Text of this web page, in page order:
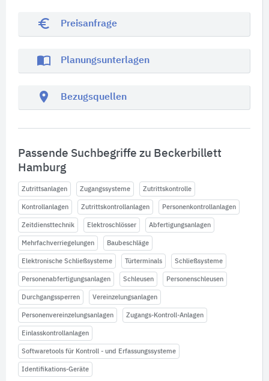
euro_symbol Preisanfrage
import_contacts Planungsunterlagen
location_on Bezugsquellen
Passende Suchbegriffe zu Beckerbillett
Hamburg
Zutrittsanlagen Zugangssysteme Zutrittskontrolle
Kontrollanlagen Zutrittskontrollanlagen Personenkontrollanlagen
Zeitdiensttechnik Elektroschlösser Abfertigungsanlagen
Mehrfachverriegelungen Baubeschläge
Elektronische Schließsysteme Türterminals Schließsysteme
Personenabfertigungsanlagen Schleusen Personenschleusen
Durchgangssperren Vereinzelungsanlagen
Personenvereinzelungsanlagen Zugangs-Kontroll-Anlagen
Einlasskontrollanlagen
Softwaretools für Kontroll - und Erfassungssysteme
Identifikations-Geräte